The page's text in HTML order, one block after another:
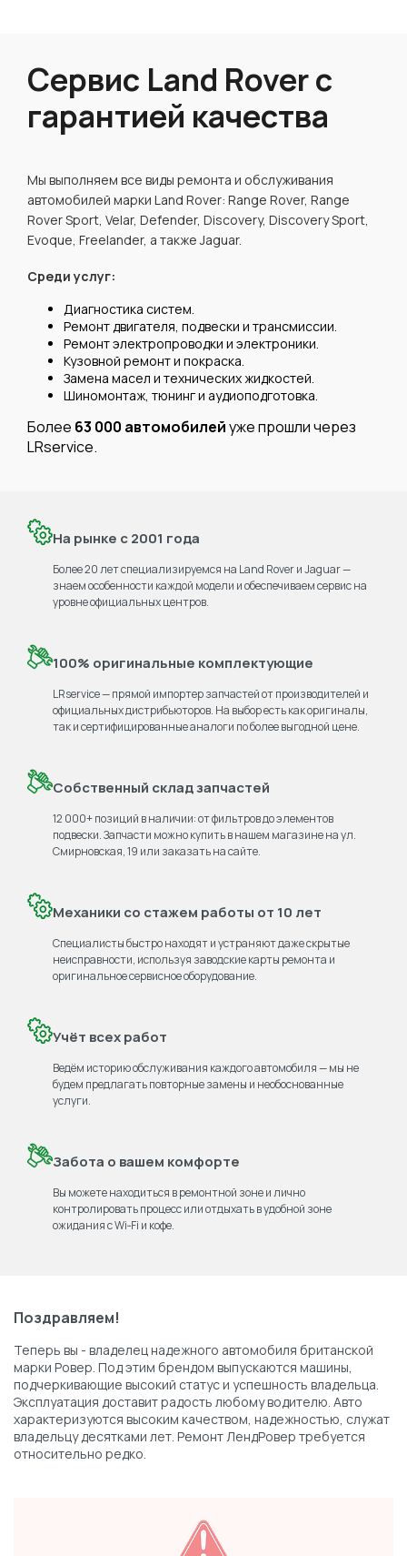
Сервис Land Rover с
гарантией качества
Мы выполняем все виды ремонта и обслуживания
автомобилей марки Land Rover: Range Rover, Range
Rover Sport, Velar, Defender, Discovery, Discovery Sport,
Evoque, Freelander, а также Jaguar.
Среди услуг:
Диагностика систем.
Ремонт двигателя, подвески и трансмиссии.
Ремонт электропроводки и электроники.
Кузовной ремонт и покраска.
Замена масел и технических жидкостей.
Шиномонтаж, тюнинг и аудиоподготовка.
Более 63 000 автомобилейуже прошли через
LRservice.
На рынке с 2001 года
Более 20 лет специализируемся на Land Rover и Jaguar —
знаем особенности каждой модели и обеспечиваем сервис на
уровне официальных центров.
100% оригинальные комплектующие
LRservice — прямой импортер запчастей от производителей и
официальных дистрибьюторов. На выбор есть как оригиналы,
так и сертифицированные аналоги по более выгодной цене.
Собственный склад запчастей
12 000+ позиций в наличии: от фильтров до элементов
подвески. Запчасти можно купить в нашем магазине на ул.
Смирновская, 19 или заказать на сайте.
Механики со стажем работы от 10 лет
Специалисты быстро находят и устраняют даже скрытые
неисправности, используя заводские карты ремонта и
оригинальное сервисное оборудование.
Учёт всех работ
Ведём историю обслуживания каждого автомобиля — мы не
будем предлагать повторные замены и необоснованные
услуги.
Забота о вашем комфорте
Вы можете находиться в ремонтной зоне и лично
контролировать процесс или отдыхать в удобной зоне
ожидания с Wi‑Fi и кофе.
Поздравляем!
Теперь вы - владелец надежного автомобиля британской
марки Ровер. Под этим брендом выпускаются машины,
подчеркивающие высокий статус и успешность владельца.
Эксплуатация доставит радость любому водителю. Авто
характеризуются высоким качеством, надежностью, служат
владельцу десятками лет. Ремонт ЛендРовер требуется
относительно редко.